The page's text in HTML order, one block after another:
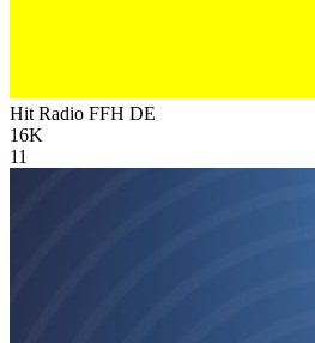
Hit Radio FFH DE
16K
11